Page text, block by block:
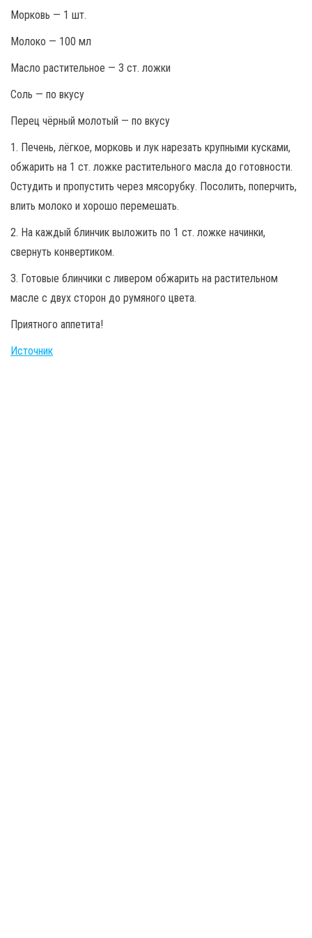
Морковь — 1 шт.
Молоко — 100 мл
Масло растительное — 3 ст. ложки
Соль — по вкусу
Перец чёрный молотый — по вкусу
1. Печень, лёгкое, морковь и лук нарезать крупными кусками,
обжарить на 1 ст. ложке растительного масла до готовности.
Остудить и пропустить через мясорубку. Посолить, поперчить,
влить молоко и хорошо перемешать.
2. На каждый блинчик выложить по 1 ст. ложке начинки,
свернуть конвертиком.
3. Готовые блинчики с ливером обжарить на растительном
масле с двух сторон до румяного цвета.
Приятного аппетита!
Источник